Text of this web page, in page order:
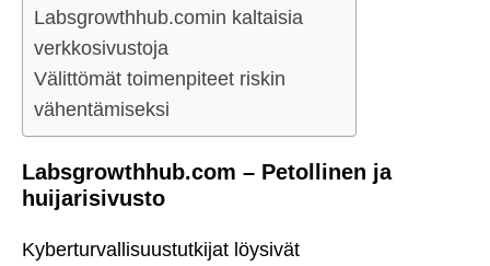
Labsgrowthhub.comin kaltaisia
verkkosivustoja
Välittömät toimenpiteet riskin
vähentämiseksi
Labsgrowthhub.com – Petollinen ja
huijarisivusto
Kyberturvallisuustutkijat löysivät